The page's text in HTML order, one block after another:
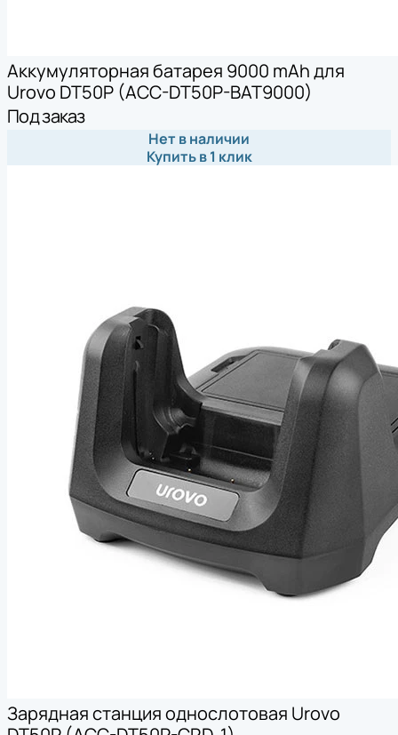
Аккумуляторная батарея 9000 mAh для
Urovo DT50P (ACC-DT50P-BAT9000)
Под заказ
Нет в наличии
Купить в 1 клик
Зарядная станция однослотовая Urovo